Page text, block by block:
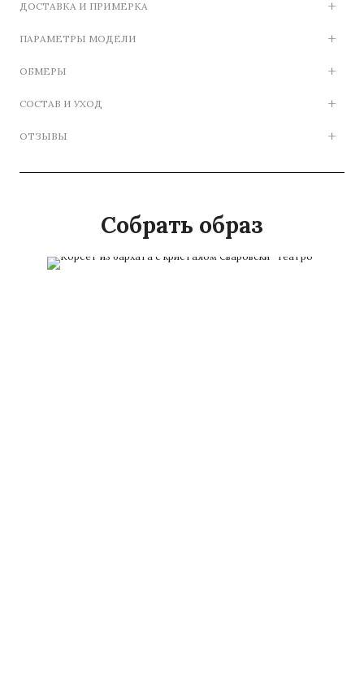
ДОСТАВКА И ПРИМЕРКА
ПАРАМЕТРЫ МОДЕЛИ
ОБМЕРЫ
СОСТАВ И УХОД
ОТЗЫВЫ
Собрать образ